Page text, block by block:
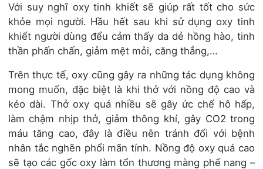
Với suy nghĩ oxy tinh khiết sẽ giúp rất tốt cho sức
khỏe mọi người. Hầu hết sau khi sử dụng oxy tinh
khiết người dùng đểu cảm thấy da dẻ hồng hào, tinh
thần phấn chấn, giảm mệt mỏi, căng thẳng,…
Trên thực tế, oxy cũng gây ra những tác dụng không
mong muốn, đặc biệt là khi thở với nồng độ cao và
kéo dài. Thở oxy quá nhiều sẽ gây ức chế hô hấp,
làm chậm nhịp thở, giảm thông khí, gây CO2 trong
máu tăng cao, đây là điều nên tránh đối với bệnh
nhân tắc nghẽn phổi mãn tính. Nồng độ oxy quá cao
sẽ tạo các gốc oxy làm tổn thương màng phế nang –